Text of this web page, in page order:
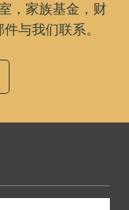
，家族基金，财
与我们联系。